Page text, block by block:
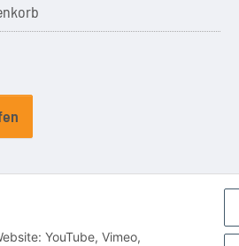
zur Verdeutlichung der Kompatibilität unserer
YouTube, Vimeo,